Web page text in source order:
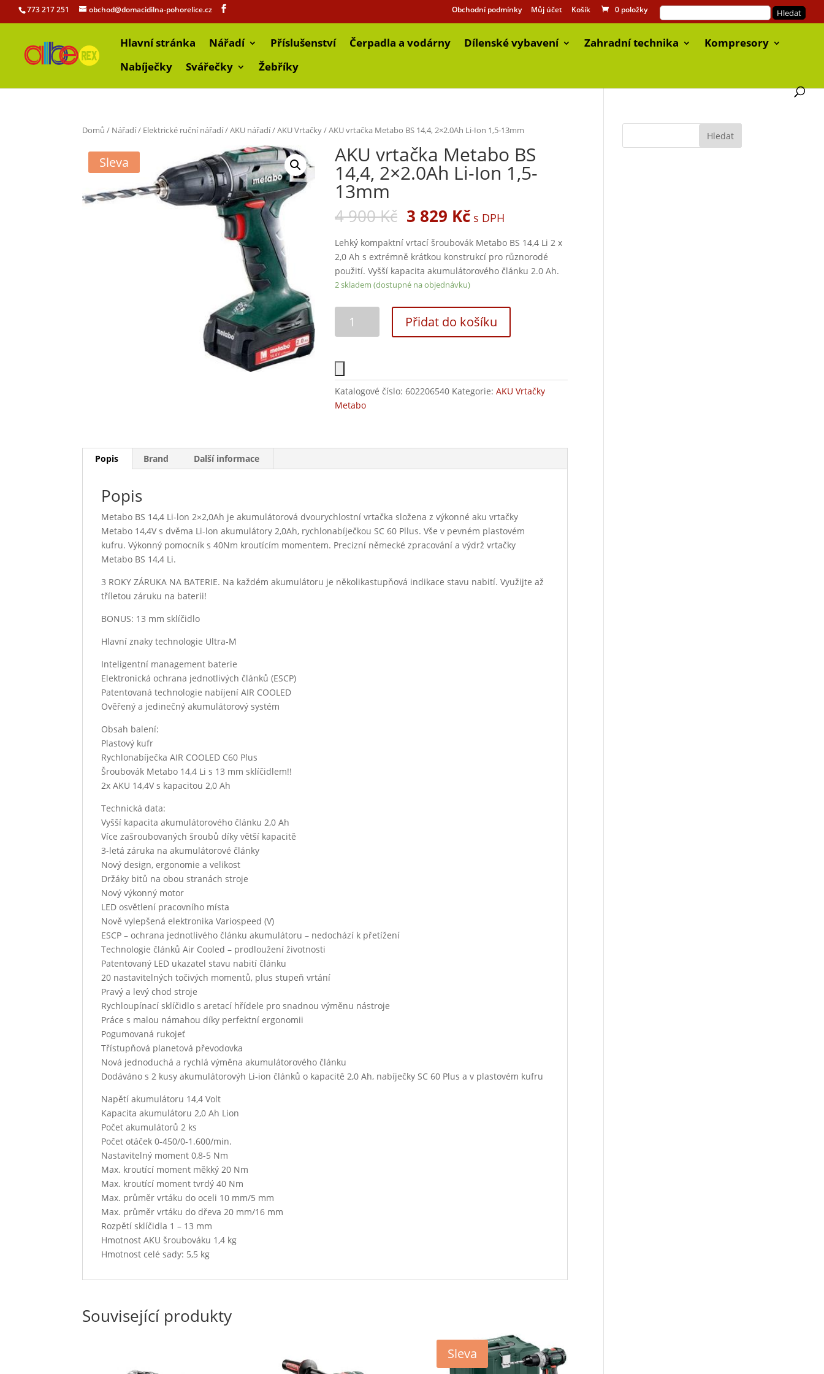
773 217 251 obchod@domacidilna-pohorelice.cz Obchodní podmínky Můj účet Košík 0 položky
Hlavní stránka Nářadí Příslušenství Čerpadla a vodárny Dílenské vybavení Zahradní technika
Kompresory
Nabíječky
Svářečky Žebříky
Domů / Nářadí/ Elektrické ruční nářadí/AKU nářadí/AKU Vrtačky/ AKU vrtačka Metabo BS 14,4, 2×2.0Ah Li-Ion 1,5-13mm
Sleva AKU vrtačka Metabo BS
14,4, 2×2.0Ah Li-Ion 1,5-
13mm
4 900Kč 3 829 Kč s DPH
Lehký kompaktní vrtací šroubovák Metabo BS 14,4 Li 2 x
2,0 Ah s extrémně krátkou konstrukcí pro různorodé
použití. Vyšší kapacita akumulátorového článku 2.0 Ah.
2 skladem (dostupné na objednávku)
Přidat do košíku
Katalogové číslo:602206540 Kategorie:AKU Vrtačky
Metabo
Popis Brand Další informace
Popis
Metabo BS 14,4 Li-lon 2×2,0Ah je akumulátorová dvourychlostní vrtačka složena z výkonné aku vrtačky
Metabo 14,4V s dvěma Li-lon akumulátory 2,0Ah, rychlonabíječkou SC 60 Pllus. Vše v pevném plastovém
kufru. Výkonný pomocník s 40Nm kroutícím momentem. Precizní německé zpracování a výdrž vrtačky
Metabo BS 14,4 Li.
3 ROKY ZÁRUKA NA BATERIE. Na každém akumulátoru je několikastupňová indikace stavu nabití. Využijte až
tříletou záruku na baterii!
BONUS: 13 mm sklíčidlo
Hlavní znaky technologie Ultra-M
Inteligentní management baterie
Elektronická ochrana jednotlivých článků (ESCP)
Patentovaná technologie nabíjení AIR COOLED
Ověřený a jedinečný akumulátorový systém
Obsah balení:
Plastový kufr
Rychlonabíječka AIR COOLED C60 Plus
Šroubovák Metabo 14,4 Li s 13 mm sklíčidlem!!
2x AKU 14,4V s kapacitou 2,0 Ah
Technická data:
Vyšší kapacita akumulátorového článku 2,0 Ah
Více zašroubovaných šroubů díky větší kapacitě
3-letá záruka na akumulátorové články
Nový design, ergonomie a velikost
Držáky bitů na obou stranách stroje
Nový výkonný motor
LED osvětlení pracovního místa
Nově vylepšená elektronika Variospeed (V)
ESCP – ochrana jednotlivého článku akumulátoru – nedochází k přetížení
Technologie článků Air Cooled – prodloužení životnosti
Patentovaný LED ukazatel stavu nabití článku
20 nastavitelných točivých momentů, plus stupeň vrtání
Pravý a levý chod stroje
Rychloupínací sklíčidlo s aretací hřídele pro snadnou výměnu nástroje
Práce s malou námahou díky perfektní ergonomii
Pogumovaná rukojeť
Třístupňová planetová převodovka
Nová jednoduchá a rychlá výměna akumulátorového článku
Dodáváno s 2 kusy akumulátorovýh Li-ion článků o kapacitě 2,0 Ah, nabíječky SC 60 Plus a v plastovém kufru
Napětí akumulátoru 14,4 Volt
Kapacita akumulátoru 2,0 Ah Lion
Počet akumulátorů 2 ks
Počet otáček 0-450/0-1.600/min.
Nastavitelný moment 0,8-5 Nm
Max. kroutící moment měkký 20 Nm
Max. kroutící moment tvrdý 40 Nm
Max. průměr vrtáku do oceli 10 mm/5 mm
Max. průměr vrtáku do dřeva 20 mm/16 mm
Rozpětí sklíčidla 1 – 13 mm
Hmotnost AKU šroubováku 1,4 kg
Hmotnost celé sady: 5,5 kg
Související produkty
Sleva